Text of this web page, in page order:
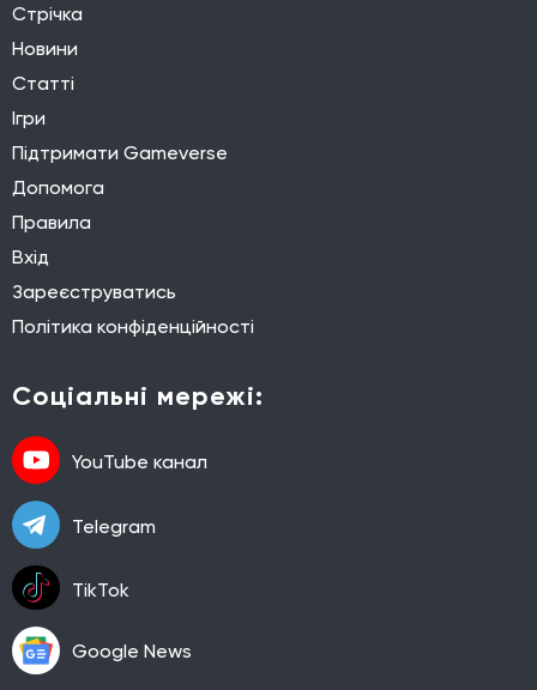
Стрічка
Новини
Статті
Ігри
Підтримати Gameverse
Допомога
Правила
Вхід
Зареєструватись
Політика конфіденційності
Соціальні мережі:
YouTube канал
Telegram
TikTok
Google News